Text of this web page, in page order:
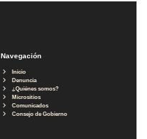
Navegación
Inicio
Denuncia
¿Quiénes somos?
Micrositios
Comunicados
Consejo de Gobierno